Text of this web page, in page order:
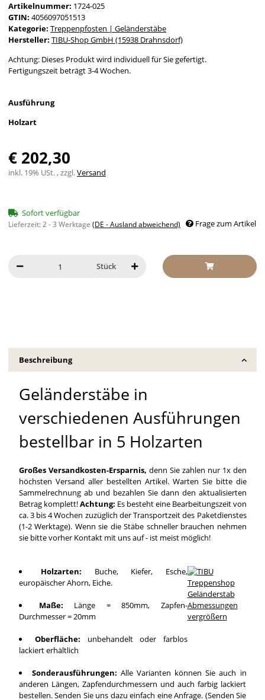
Artikelnummer: 1724-025
GTIN: 4056097051513
Kategorie: Treppenpfosten | Geländerstäbe
Hersteller: TIBU-Shop GmbH (15938 Drahnsdorf)
Achtung: Dieses Produkt wird individuell für Sie gefertigt.
Fertigungszeit beträgt 3-4 Wochen.
Ausführung
Holzart
€ 202,30
inkl. 19% USt. , zzgl.Versand
Sofort verfügbar
Lieferzeit:2 - 3 Werktage (DE - Ausland abweichend) Frage zum Artikel
Stück
Beschreibung
Geländerstäbe in
verschiedenen Ausführungen
bestellbar in 5 Holzarten
Großes Versandkosten-Ersparnis, denn Sie zahlen nur 1x den
höchsten Versand aller bestellten Artikel. Warten Sie bitte die
Sammelrechnung ab und bezahlen Sie dann den aktualisierten
Betrag komplett!Achtung: Es besteht eine Bearbeitungszeit von
ca. 3 bis 4 Wochen zuzüglich der Transportzeit des Paketdienstes
(1-2 Werktage). Wenn sie die Stäbe schneller brauchen nehmen
sie bitte vorher Kontakt mit uns auf - ist meist möglich!
Holzarten: Buche, Kiefer, Esche,
europäischer Ahorn, Eiche.
Maße: Länge = 850mm, Zapfen-
Durchmesser = 20mm
Oberfläche: unbehandelt oder farblos
lackiert erhältlich
vergrößern
Sonderausführungen: Alle Varianten können Sie auch in
anderen Längen, Zapfendurchmessern und auch farbig lackiert
bestellen. Senden Sie uns dazu einfach eine Anfrage. (Senden Sie